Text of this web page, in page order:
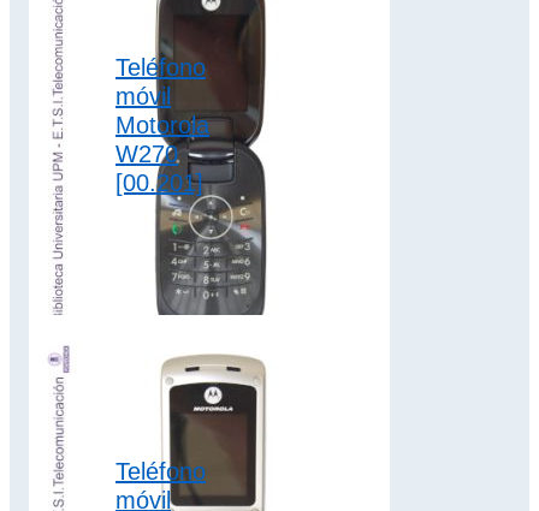
2G
colección
motorola
slider
Teléfono
móvil
Motorola
W270
[00.201]
El teléfono Motorola
W270 dispone de
batería extraíble de
iones de litio de 940
mAh para…
2G
clamshell
colección motorola
Teléfono
móvil